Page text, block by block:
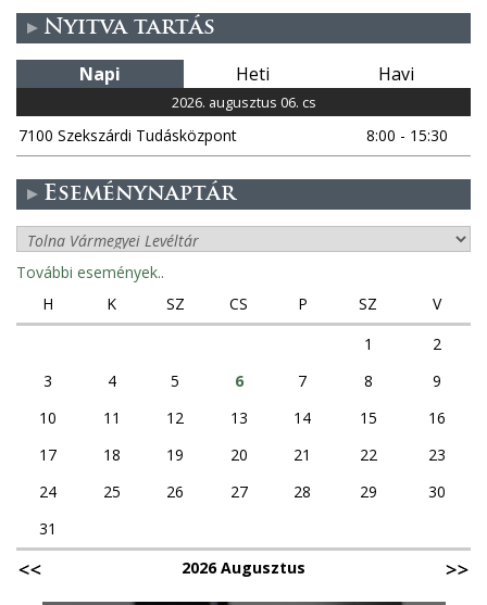
Nyitva tartás
Napi Heti Havi
2026. augusztus 06. cs
7100 Szekszárdi Tudásközpont 8:00 - 15:30
Eseménynaptár
További események..
H
K SZ CS P SZ
V
1
2
3
4 5 6 7 8
9
10
11 12 13 14 15
16
17
18 19 20 21 22
23
24
25 26 27 28 29
30
31
2026 Augusztus